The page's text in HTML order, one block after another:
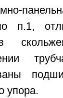
п.1,
упора.